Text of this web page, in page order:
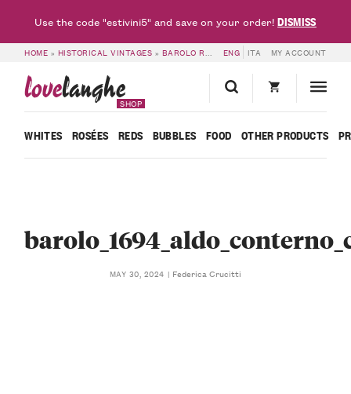
HOME » HISTORICAL VINTAGES » BAROLO RISERVA SPECIALE 1964 – ALDO CONTERNO ENG ITA MY ACCOUNT
lovelanghe
SHOP
WHITES ROSÉES REDS BUBBLES FOOD OTHER PRODUCTS
MAY 30, 2024 Federica Crucitti
Use the code "estivini5" and save on your order!DISMISS